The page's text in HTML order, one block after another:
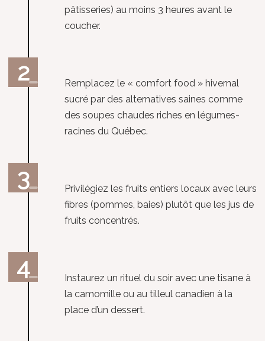
pâtisseries) au moins 3 heures avant le
coucher.
Remplacez le « comfort food » hivernal
sucré par des alternatives saines comme
des soupes chaudes riches en légumes-
racines du Québec.
Privilégiez les fruits entiers locaux avec leurs
fibres (pommes, baies) plutôt que les jus de
fruits concentrés.
Instaurez un rituel du soir avec une tisane à
la camomille ou au tilleul canadien à la
place d’un dessert.